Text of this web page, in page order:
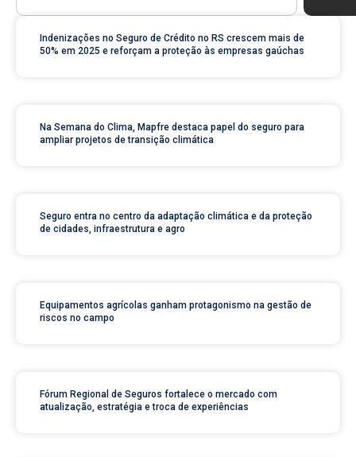
Indenizações no Seguro de Crédito no RS crescem mais de
50% em 2025 e reforçam a proteção às empresas gaúchas
Na Semana do Clima, Mapfre destaca papel do seguro para
ampliar projetos de transição climática
Seguro entra no centro da adaptação climática e da proteção
de cidades, infraestrutura e agro
Equipamentos agrícolas ganham protagonismo na gestão de
riscos no campo
Fórum Regional de Seguros fortalece o mercado com
atualização, estratégia e troca de experiências